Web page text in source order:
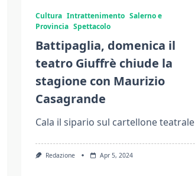
Cultura Intrattenimento Salerno e
Provincia Spettacolo
Battipaglia, domenica il
teatro Giuffrè chiude la
stagione con Maurizio
Casagrande
Cala il sipario sul cartellone teatrale
Redazione Apr 5, 2024